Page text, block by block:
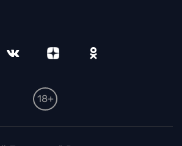
18+